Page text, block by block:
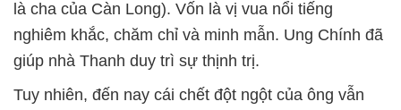
là cha của Càn Long). Vốn là vị vua nổi tiếng
nghiêm khắc, chăm chỉ và minh mẫn. Ung Chính đã
giúp nhà Thanh duy trì sự thịnh trị.
Tuy nhiên, đến nay cái chết đột ngột của ông vẫn